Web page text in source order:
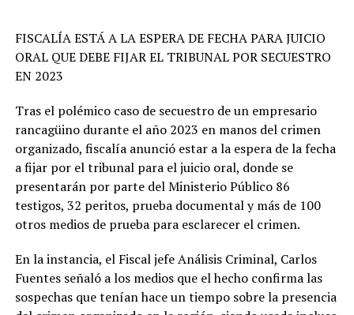
FISCALÍA ESTÁ A LA ESPERA DE FECHA PARA JUICIO
ORAL QUE DEBE FIJAR EL TRIBUNAL POR SECUESTRO
EN 2023
Tras el polémico caso de secuestro de un empresario
rancagüino durante el año 2023 en manos del crimen
organizado, fiscalía anunció estar a la espera de la fecha
a fijar por el tribunal para el juicio oral, donde se
presentarán por parte del Ministerio Público 86
testigos, 32 peritos, prueba documental y más de 100
otros medios de prueba para esclarecer el crimen.
En la instancia, el Fiscal jefe Análisis Criminal, Carlos
Fuentes señaló a los medios que el hecho confirma las
sospechas que tenían hace un tiempo sobre la presencia